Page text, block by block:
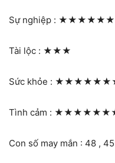
Sự nghiệp :
Tài lộc : ★★★
Sức khỏe :
Tình cảm :
Con số may mắn : 48 ,